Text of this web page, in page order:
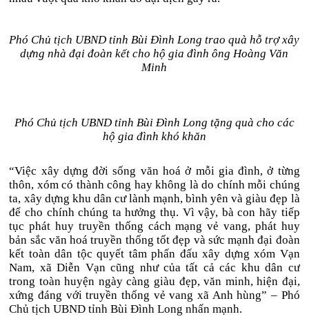
Phó Chủ tịch UBND tỉnh Bùi Đình Long trao quà hỗ trợ xây
dựng nhà đại đoàn kết cho hộ gia đình ông Hoàng Văn
Minh
Phó Chủ tịch UBND tỉnh Bùi Đình Long tặng quà cho các
hộ gia đình khó khăn
“Việc xây dựng đời sống văn hoá ở mỗi gia đình, ở từng
thôn, xóm có thành công hay không là do chính mỗi chúng
ta, xây dựng khu dân cư lành mạnh, bình yên và giàu đẹp là
để cho chính chúng ta hưởng thụ. Vì vậy, bà con hãy tiếp
tục phát huy truyền thống cách mạng vẻ vang, phát huy
bản sắc văn hoá truyền thống tốt đẹp và sức mạnh đại đoàn
kết toàn dân tộc quyết tâm phấn đấu xây dựng xóm Vạn
Nam, xã Diễn Vạn cũng như của tất cả các khu dân cư
trong toàn huyện ngày càng giàu đẹp, văn minh, hiện đại,
xứng đáng với truyền thống vẻ vang xã Anh hùng” – Phó
Chủ tịch UBND tỉnh Bùi Đình Long nhấn mạnh.